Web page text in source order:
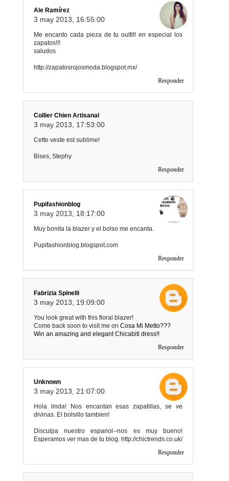
Ale Ramírez
3 may 2013, 16:55:00
Me encanto cada pieza de tu outfit! en especial los
zapatos!!!
saludos
http://zapatosrojosmoda.blogspot.mx/
Responder
Collier Chien Artisanal
3 may 2013, 17:53:00
Cette veste est sublime!
Bises, Stephy
Responder
Pupifashionblog
3 may 2013, 18:17:00
Muy bonita la blazer y el bolso me encanta.
Pupifashionblog.blogspot.com
Responder
Fabrizia Spinelli
3 may 2013, 19:09:00
You look great with this floral blazer!
Come back soon to visit me on Cosa Mi Metto???
Win an amazing and elegant Chicabiti dress!!
Responder
Unknown
3 may 2013, 21:07:00
Hola linda! Nos encantan esas zapatillas, se ve
divinas. El bolsillo tambien!
Disculpa nuestro espanol--nos es muy bueno!
Esperamos ver mas de tu blog. http://chictrends.co.uk/
Responder